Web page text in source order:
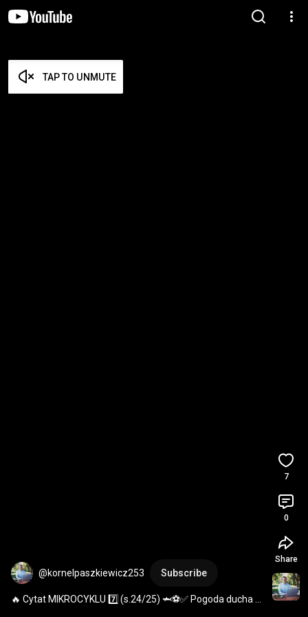
TAP TO UNMUTE
@kornelpaszkiewicz253 Subscribe
🔥 Cytat MIKROCYKLU 7️⃣ (s.24/25) 🦈⚽✅ Pogoda ducha /
7
0
Share